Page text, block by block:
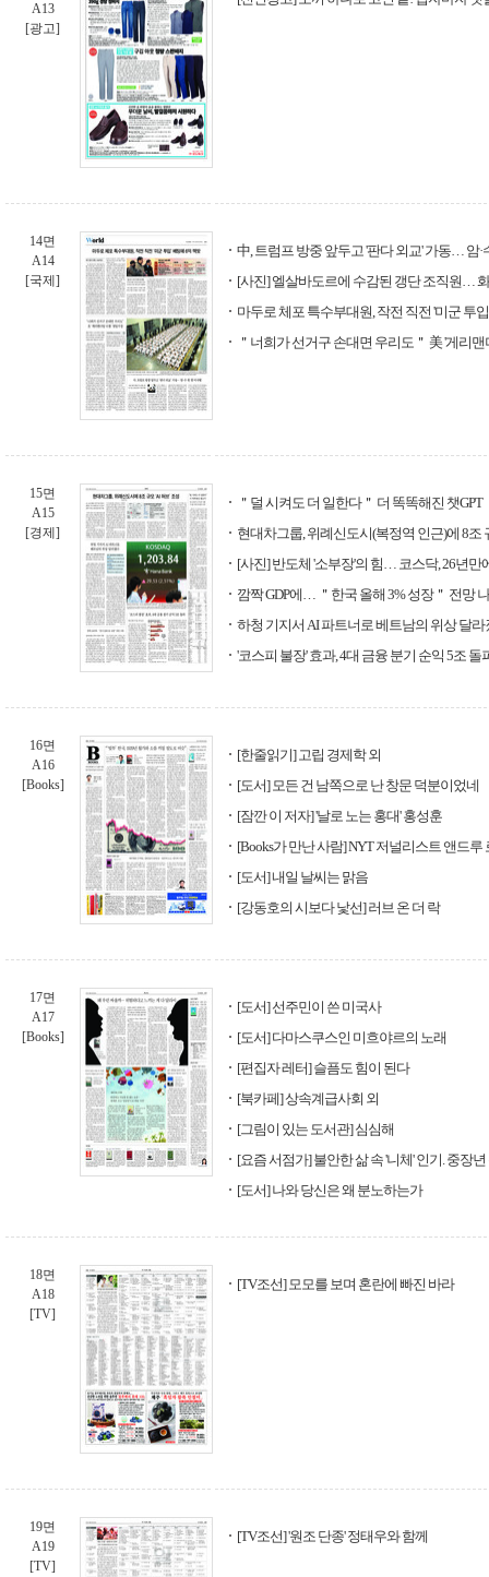
A13
[광고]
14면
A14
[국제]
中, 트럼프 방중 앞두고 '판다 외교' 가동… 암·
[사진] 엘살바도르에 수감된 갱단 조직원…
마두로 체포 특수부대원, 작전 직전 '미군 투
＂너희가 선거구 손대면 우리도＂ 美 '게리
15면
A15
[경제]
＂덜 시켜도 더 일한다＂ 더 똑똑해진 챗GPT
현대차그룹, 위례신도시(복정역 인근)에 8조
[사진] 반도체 '소부장'의 힘… 코스닥, 26년만
깜짝 GDP에… ＂한국 올해 3% 성장＂ 전망
하청 기지서 AI 파트너로 베트남의 위상 달라
'코스피 불장' 효과, 4대 금융 분기 순익 5조 돌
16면
A16
[Books]
[한줄읽기] 고립 경제학 외
[도서] 모든 건 남쪽으로 난 창문 덕분이었네
[잠깐 이 저자] '날로 노는 홍대' 홍성훈
[Books가 만난 사람] NYT 저널리스트 앤드루
[도서] 내일 날씨는 맑음
[강동호의 시보다 낯선] 러브 온 더 락
17면
A17
[Books]
[도서] 선주민이 쓴 미국사
[도서] 다마스쿠스인 미흐야르의 노래
[편집자 레터] 슬픔도 힘이 된다
[북카페] 상속계급사회 외
[그림이 있는 도서관] 심심해
[요즘 서점가] 불안한 삶 속 '니체' 인기. 중장
[도서] 나와 당신은 왜 분노하는가
18면
A18
[TV]
[TV조선] 모모를 보며 혼란에 빠진 바라
19면
A19
[TV]
[TV조선] '원조 단종' 정태우와 함께